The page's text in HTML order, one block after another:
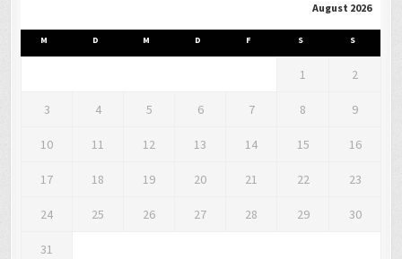
August 2026
M D M D F S S
1 2
3 4 5 6 7 8 9
10 11 12 13 14 15 16
17 18 19 20 21 22 23
24 25 26 27 28 29 30
31